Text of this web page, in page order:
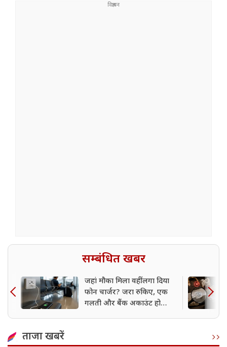
सम्बंधित खबर
जहां मौका मिला वहीं लगा दिया
फोन चार्जर? जरा रुकिए, एक
गलती और बैंक अकाउंट हो
ताजा खबरें